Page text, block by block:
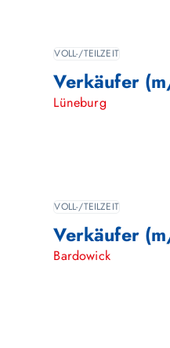
Verkäufer
Lüneburg
VOLL-/TEILZEIT
Verkäufer
Bardowick
VOLL-/TEILZEIT